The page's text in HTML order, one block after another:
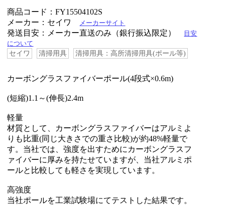
商品コード：FY15504102S
メーカー：セイワ
メーカーサイト
発送目安：メーカー直送のみ（銀行振込限定）
目安
について
セイワ 清掃用具 清掃用具：高所清掃用具(ポール等)
カーボングラスファイバーポール(4段式×0.6m)
(短縮)1.1～(伸長)2.4m
軽量
材質として、カーボングラスファイバーはアルミよ
りも比重(同じ大きさでの重さ比較)が約48%軽量で
す。当社では、強度を出すためにカーボングラスフ
ァイバーに厚みを持たせていますが、当社アルミポ
ールと比較しても軽さを実現しています。
高強度
当社ポールを工業試験場にてテストした結果です。